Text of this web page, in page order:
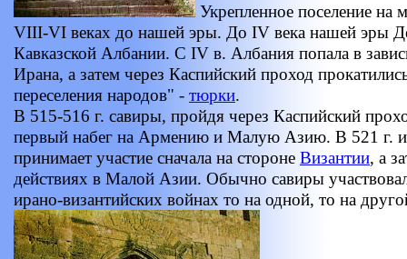
Укрепленное поселение на
VIII-VI веках до нашей эры. До IV века нашей эры
Кавказской Албании. С IV в. Албания попала в
Ирана, а затем через Каспийский проход
переселения народов" - тюрки.
В 515-516 г. савиры, пройдя через Каспийский
первый набег на Армению и Малую Азию. В 521 г.
принимает участие сначала на стороне Византии, а
действиях в Малой Азии. Обычно савиры
ирано-византийских войнах то на одной, то на